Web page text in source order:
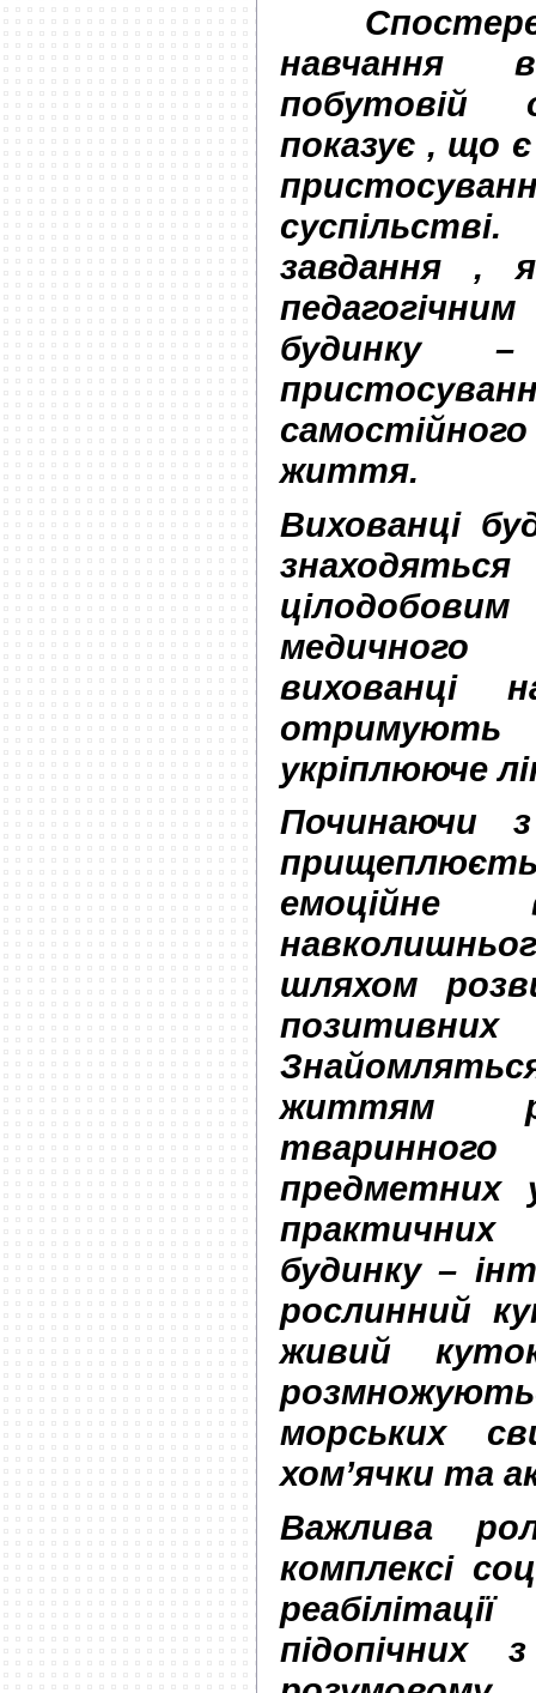
навчання
побутовій
показує , що
завдання ,
будинку
життя.
Вихованці
медичного
вихованці
укріплююче
Починаючи
емоційне
шляхом
життям
предметних
будинку –
рослинний
живий
морських
хом’ячки та
Важлива
комплексі
підопічних